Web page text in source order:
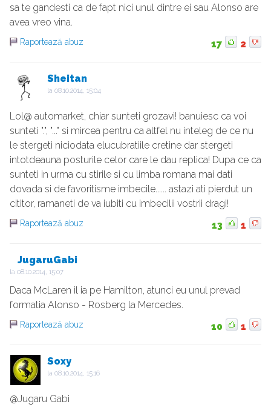
sa te gandesti ca de fapt nici unul dintre ei sau Alonso are
avea vreo vina.
Raportează abuz 17 2
Sheitan
la 08.10.2014, 15:04
Lol@ automarket, chiar sunteti grozavi! banuiesc ca voi
sunteti ".", "..." si mircea pentru ca altfel nu inteleg de ce nu
le stergeti niciodata elucubratiile cretine dar stergeti
intotdeauna posturile celor care le dau replica! Dupa ce ca
sunteti in urma cu stirile si cu limba romana mai dati
dovada si de favoritisme imbecile...... astazi ati pierdut un
cititor, ramaneti de va iubiti cu imbecilii vostrii dragi!
Raportează abuz 13 1
JugaruGabi
la 08.10.2014, 15:07
Daca McLaren il ia pe Hamilton, atunci eu unul prevad
formatia Alonso - Rosberg la Mercedes.
Raportează abuz 10 1
Soxy
la 08.10.2014, 15:16
@Jugaru Gabi